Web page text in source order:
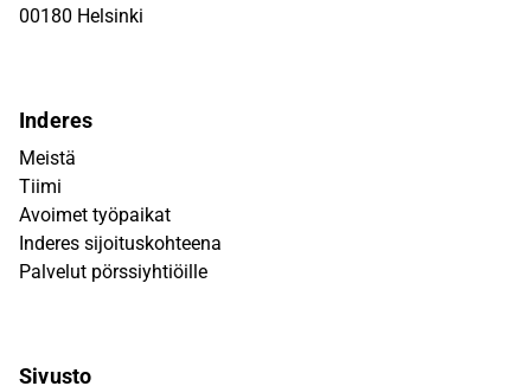
00180 Helsinki
Inderes
Meistä
Tiimi
Avoimet työpaikat
Inderes sijoituskohteena
Palvelut pörssiyhtiöille
Sivusto